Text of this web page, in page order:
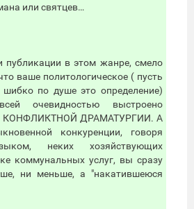
или святцев…
в этом жанре, смело
ваше политологическое ( пусть
по душе это определение)
очевидностью выстроено
КОНФЛИКТНОЙ ДРАМАТУРГИИ. А
конкуренции, говоря
неких хозяйствующих
коммунальных услуг, вы сразу
ни меньше, а "накатившеюся